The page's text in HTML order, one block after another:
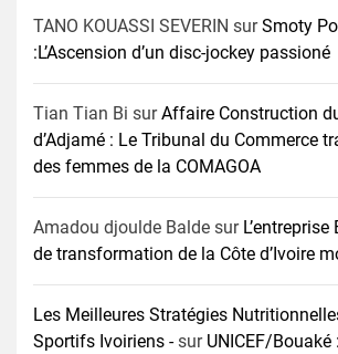
TANO KOUASSI SEVERIN surSmoty
:L’Ascension d’un disc-jockey passioné
Tian Tian Bi surAffaire Construction
d’Adjamé : Le Tribunal du Commerce
des femmes de la COMAGOA
Amadou djoulde Balde sur
de transformation de la Côte d’Ivoire
Les Meilleures Stratégies
Sportifs Ivoiriens -sur UNICEF/